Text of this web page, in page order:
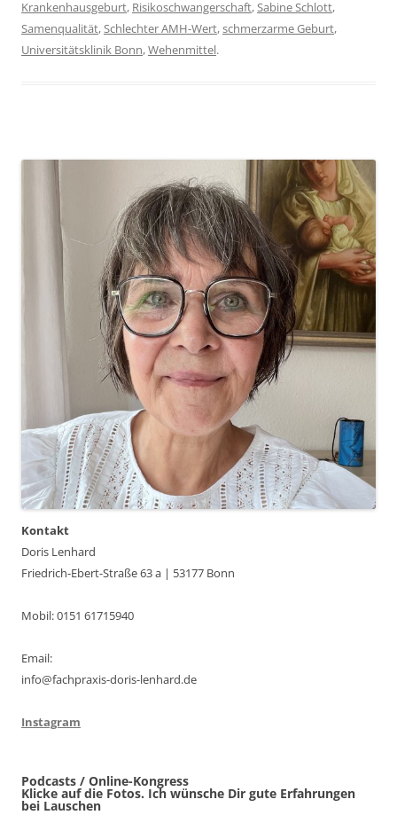
Krankenhausgeburt, Risikoschwangerschaft,Sabine Schlott,
Samenqualität,Schlechter AMH-Wert,schmerzarme Geburt,
Universitätsklinik Bonn,Wehenmittel.
Kontakt
Doris Lenhard
Friedrich-Ebert-Straße 63 a | 53177 Bonn
Mobil: 0151 61715940
Email:
info@fachpraxis-doris-lenhard.de
Instagram
Podcasts / Online-Kongress
Klicke auf die Fotos. Ich wünsche Dir gute Erfahrungen
bei Lauschen